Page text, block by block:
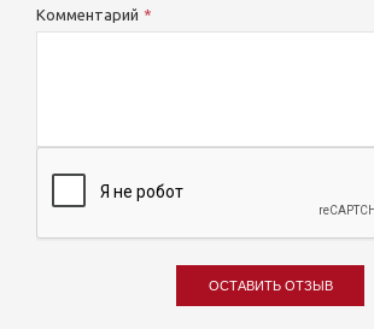
Комментарий
ОСТАВИТЬ ОТЗЫВ